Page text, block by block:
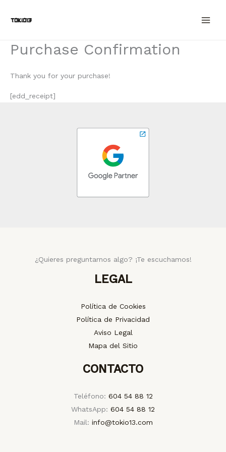
Purchase Confirmation
Thank you for your purchase!
[edd_receipt]
¿Quieres preguntarnos algo? ¡Te escuchamos!
LEGAL
Política de Cookies
Política de Privacidad
Aviso Legal
Mapa del Sitio
CONTACTO
Teléfono: 604 54 88 12
WhatsApp: 604 54 88 12
Mail: info@tokio13.com